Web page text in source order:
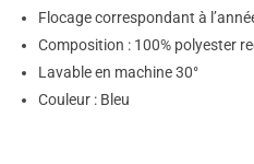
Flocage correspondant à
Composition : 100% polyester
Lavable en machine 30°
Couleur : Bleu